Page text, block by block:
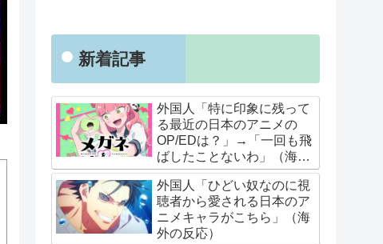
新着記事
外国人「特に印象に残って
る最近の日本のアニメの
OP/EDは？」→「一回も飛
ばしたことないわ」（海外
の反応）
外国人「ひどい奴なのに視
聴者から愛される日本のア
ニメキャラがこちら」（海
外の反応）